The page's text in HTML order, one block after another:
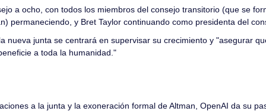
a ocho, con todos los miembros del consejo transitorio (que se
permaneciendo, y Bret Taylor continuando como presidenta del
nueva junta se centrará en supervisar su crecimiento y "asegurar
a toda la humanidad."
a la junta y la exoneración formal de Altman, OpenAI da su